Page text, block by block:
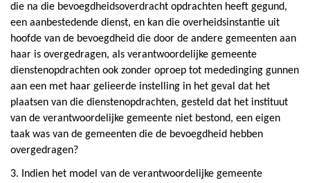
die na die bevoegdheidsoverdracht opdrachten heeft gegund,
een aanbestedende dienst, en kan die overheidsinstantie uit
hoofde van de bevoegdheid die door de andere gemeenten aan
haar is overgedragen, als verantwoordelijke gemeente
dienstenopdrachten ook zonder oproep tot mededinging gunnen
aan een met haar gelieerde instelling in het geval dat het
plaatsen van die dienstenopdrachten, gesteld dat het instituut
van de verantwoordelijke gemeente niet bestond, een eigen
taak was van de gemeenten die de bevoegdheid hebben
overgedragen?
3. Indien het model van de verantwoordelijke gemeente